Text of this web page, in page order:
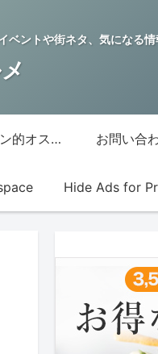
ントや街ネタ、気になる情
グッチジャパン的オススメ店 お問い合